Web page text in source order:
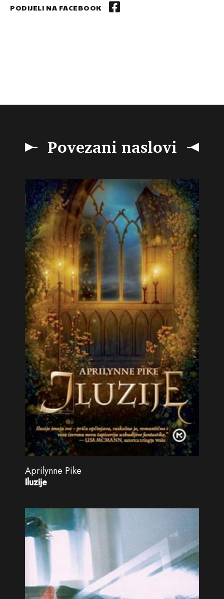
PODIJELI NA FACEBOOK
Povezani naslovi
Aprilynne Pike
Iluzije